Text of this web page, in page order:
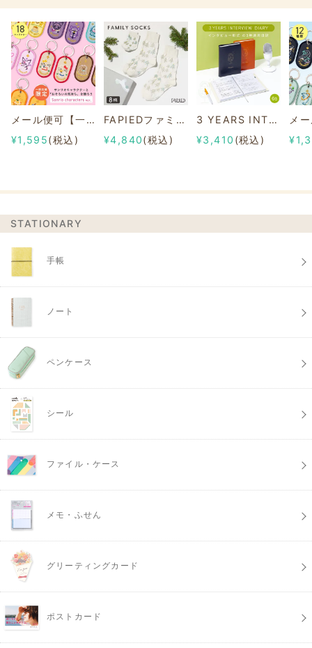
メール便可【一部店舗限定】2/8b PAIR KEY RING Sanrio characters ver.
¥1,595(税込)
FAPIEDファミリーソックスセット 総柄
¥4,840(税込)
3 YEARS INTERVIEW DIARY
¥3,410 (税込)
STATIONARY
手帳
ノート
ペンケース
シール
ファイル・ケース
メモ・ふせん
グリーティングカード
ポストカード